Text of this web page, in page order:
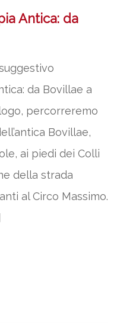
Antica: da
da Bovillae a
percorreremo
Bovillae,
ai piedi dei Colli
della strada
al Circo Massimo.